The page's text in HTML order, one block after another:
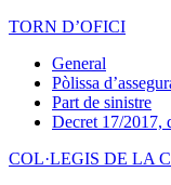
TORN D’OFICI
General
Pòlissa
Part de sinistre
Decret 17/2017,
COL·LEGIS DE LA